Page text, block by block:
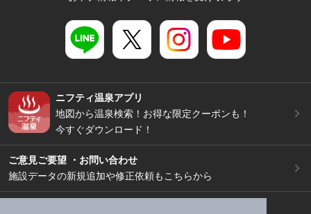
ニフティ温泉アプリ
地図から温泉検索！お得な限定クーポンも！
今すぐダウンロード！
ご意見ご要望 ・お問い合わせ
施設データの新規追加や修正依頼もこちらから